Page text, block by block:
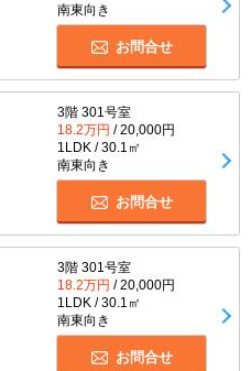
南東向き
お問合せ
3階 301号室
18.2万円 / 20,000円
1LDK / 30.1㎡
南東向き
お問合せ
3階 301号室
18.2万円 / 20,000円
1LDK / 30.1㎡
南東向き
お問合せ